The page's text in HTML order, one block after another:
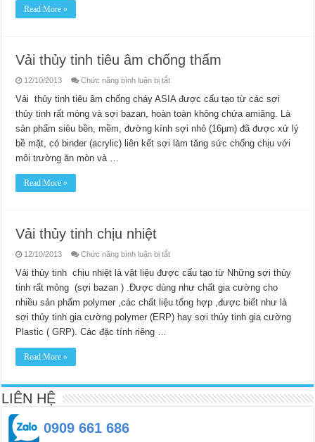
Read More »
Vải thủy tinh tiêu âm chống thấm
12/10/2013 Chức năng bình luận bị tắtở
thủy
tiêu
chống
thấm
Vải thủy tinh tiêu âm chống cháy ASIA được cấu tạo từ các sợi
thủy tinh rất mỏng và sợi bazan, hoàn toàn không chứa amiăng. Là
sản phẩm siêu bền, mềm, đường kính sợi nhỏ (16µm) đã được xử lý
bề mặt, có binder (acrylic) liên kết sợi làm tăng sức chống chịu với
môi trường ăn mòn và …
Read More »
Vải thủy tinh chịu nhiệt
12/10/2013 Chức năng bình luận bị tắtở
thủy
tinh
chịu
Vải thủy tinh chịu nhiệt là vật liệu được cấu tạo từ Những sợi thủy
tinh rất mỏng (sợi bazan ) .Được dùng như chất gia cường cho
nhiều sản phẩm polymer ,các chất liệu tổng hợp ,được biết như là
sợi thủy tinh gia cường polymer (ERP) hay sợi thủy tinh gia cường
Plastic ( GRP). Các đặc tính riêng …
Read More »
LIÊN HỆ
0909 661 686